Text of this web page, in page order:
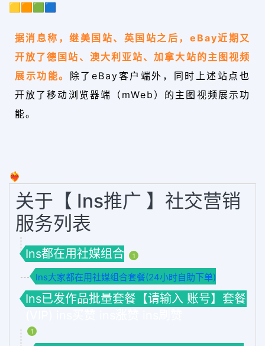
🟨🟧🟩🟦
据消息称，继美国站、英国站之后，eBay近期又
开放了德国站、澳大利亚站、加拿大站的主图视频
展示功能。
除了eBay客户端外，同时上述站点也
开放了移动浏览器端（mWeb）的主图视频展示功
能。
❤️‍🔥
关于【 Ins推广 】社交营销
服务列表
Ins都在用社媒组合 1
Ins大家都在用社媒组合套餐(24小时自助下单)
Ins已发作品批量套餐【请输入 账号】套餐
1